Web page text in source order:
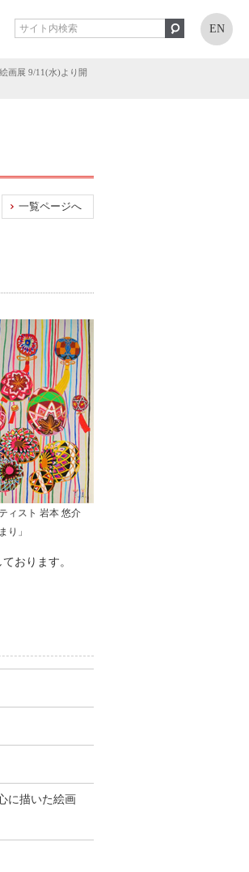
EN
画展 9/11(水)より開
一覧ページへ
ィスト 岩本 悠介
り」
おります。
に描いた絵画